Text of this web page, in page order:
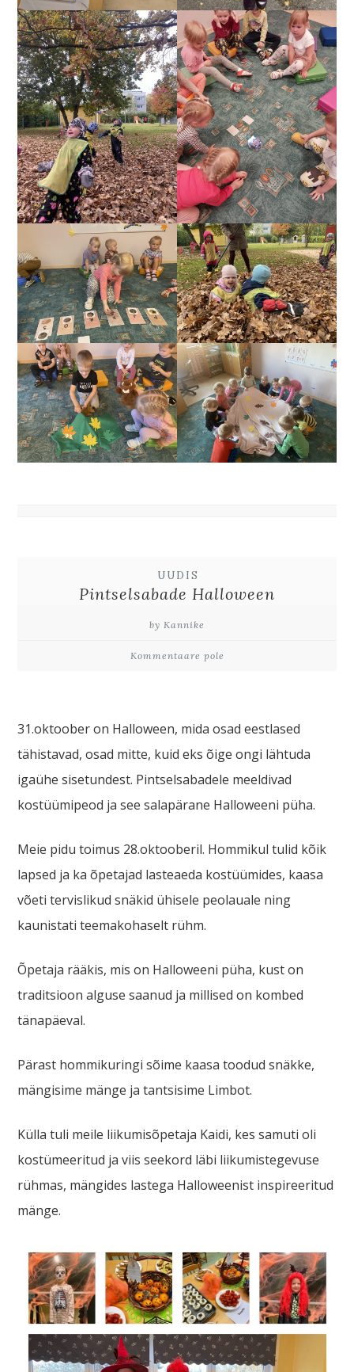
UUDIS
Pintselsabade Halloween
by Kannike
Kommentaare pole
31.oktoober on Halloween, mida osad eestlased
tähistavad, osad mitte, kuid eks õige ongi lähtuda
igaühe sisetundest. Pintselsabadele meeldivad
kostüümipeod ja see salapärane Halloweeni püha.
Meie pidu toimus 28.oktooberil. Hommikul tulid kõik
lapsed ja ka õpetajad lasteaeda kostüümides, kaasa
võeti tervislikud snäkid ühisele peolauale ning
kaunistati teemakohaselt rühm.
Õpetaja rääkis, mis on Halloweeni püha, kust on
traditsioon alguse saanud ja millised on kombed
tänapäeval.
Pärast hommikuringi sõime kaasa toodud snäkke,
mängisime mänge ja tantsisime Limbot.
Külla tuli meile liikumisõpetaja Kaidi, kes samuti oli
kostümeeritud ja viis seekord läbi liikumistegevuse
rühmas, mängides lastega Halloweenist inspireeritud
mänge.